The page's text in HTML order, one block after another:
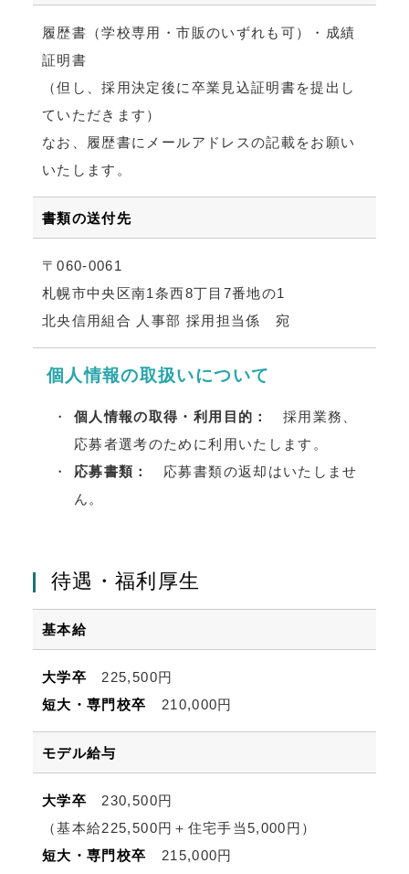
履歴書（学校専用・市販のいずれも可）・成績
証明書
（但し、採用決定後に卒業見込証明書を提出し
ていただきます）
なお、履歴書にメールアドレスの記載をお願い
いたします。
書類の送付先
〒060-0061
札幌市中央区南1条西8丁目7番地の1
北央信用組合 人事部 採用担当係 宛
個人情報の取扱いについて
個人情報の取得・利用目的：
採用業務、
応募者選考のために利用いたします。
応募書類：
応募書類の返却はいたしませ
ん。
待遇・福利厚生
基本給
大学卒 225,500円
短大・専門校卒 210,000円
モデル給与
大学卒 230,500円
（基本給225,500円＋住宅手当5,000円）
短大・専門校卒 215,000円